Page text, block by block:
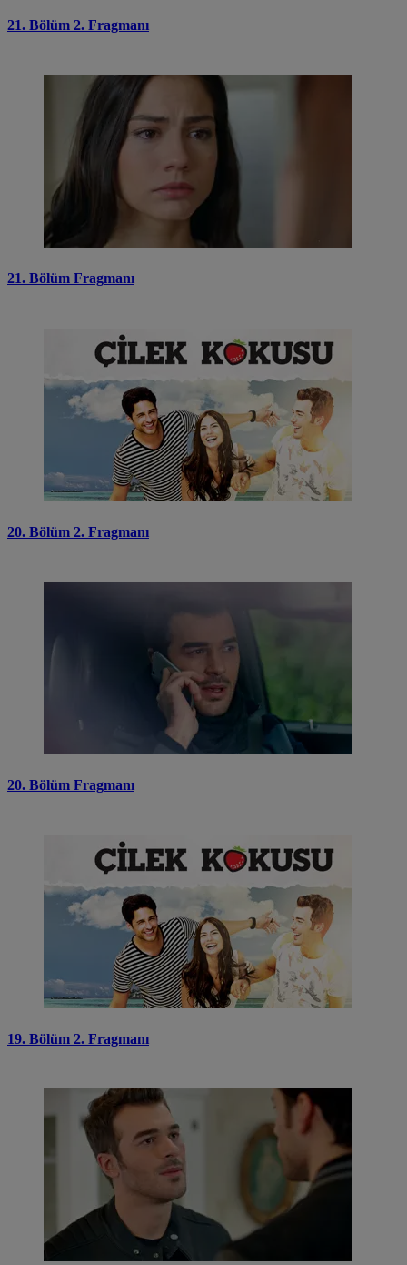
21. Bölüm 2. Fragmanı
21. Bölüm Fragmanı
20. Bölüm 2. Fragmanı
20. Bölüm Fragmanı
19. Bölüm 2. Fragmanı